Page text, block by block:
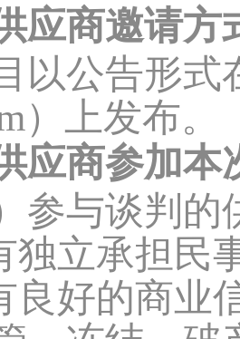
应商邀请方
以公告形式
）上发布。
应商参加本
参与谈判
独立承担民
良好的商业